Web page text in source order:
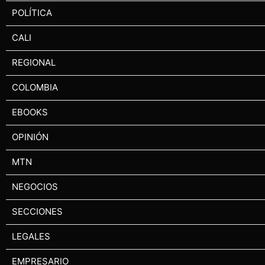
POLÍTICA
CALI
REGIONAL
COLOMBIA
EBOOKS
OPINIÓN
MTN
NEGOCIOS
SECCIONES
LEGALES
EMPRESARIO